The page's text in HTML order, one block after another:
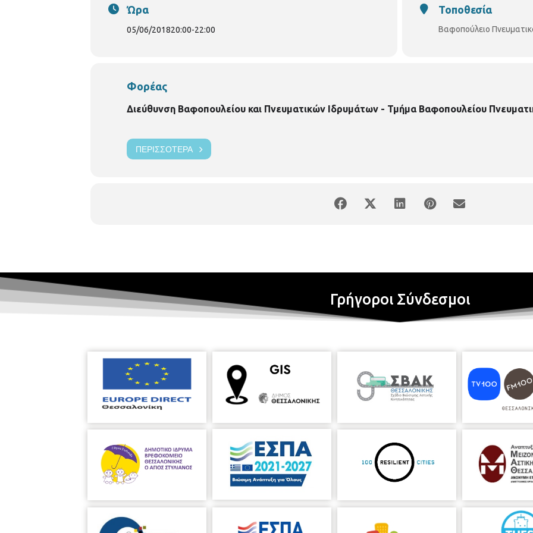
Ώρα
05/06/201820:00-22:00
Τοποθεσία
Βαφοπούλειο
Φορέας
Διεύθυνση Βαφοπουλείου και Πνευματικών Ιδρυμάτων - Τμήμα Βαφοπουλείου
ΠΕΡΙΣΣΌΤΕΡΑ
Γρήγοροι Σύνδεσμοι